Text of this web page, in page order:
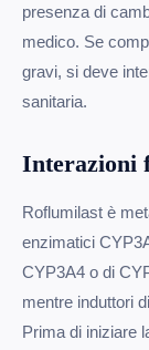
presenza di
medico. Se
gravi, si deve
sanitaria.
Interazioni
Roflumilast è
enzimatici
CYP3A4 o di
mentre induttori
Prima di iniziare